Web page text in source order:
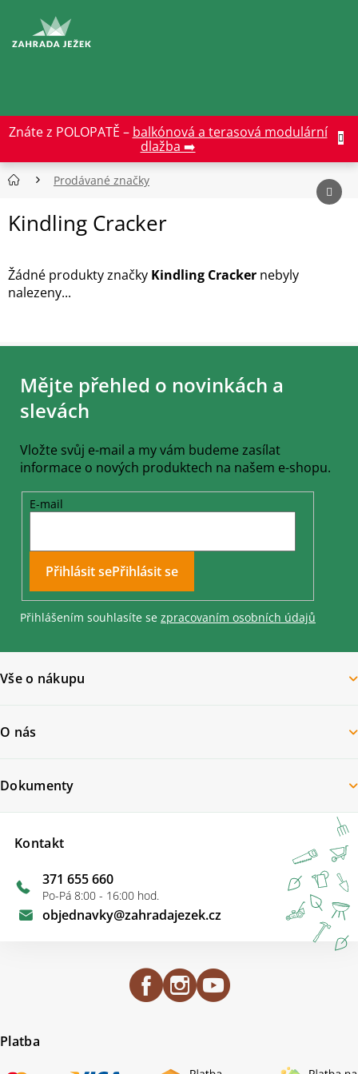
obsah
Znáte z POLOPATĚ – balkónová a terasová modulární
dlažba ➡️
Prodávané značky
Kindling Cracker
Žádné produkty značky Kindling Cracker nebyly
nalezeny...
Z
Mějte přehled o novinkách a
slevách
Vložte svůj e-mail a my vám budeme zasílat
informace o nových produktech na našem e-shopu.
E-mail
Přihlásit se
Přihlášením souhlasíte se zpracovaním osobních údajů
Vše o nákupu
O nás
Kontakt
objednavky@zahradajezek.cz
371 655 660
Po-Pá 8:00 - 16:00 hod.
Dokumenty
Platba